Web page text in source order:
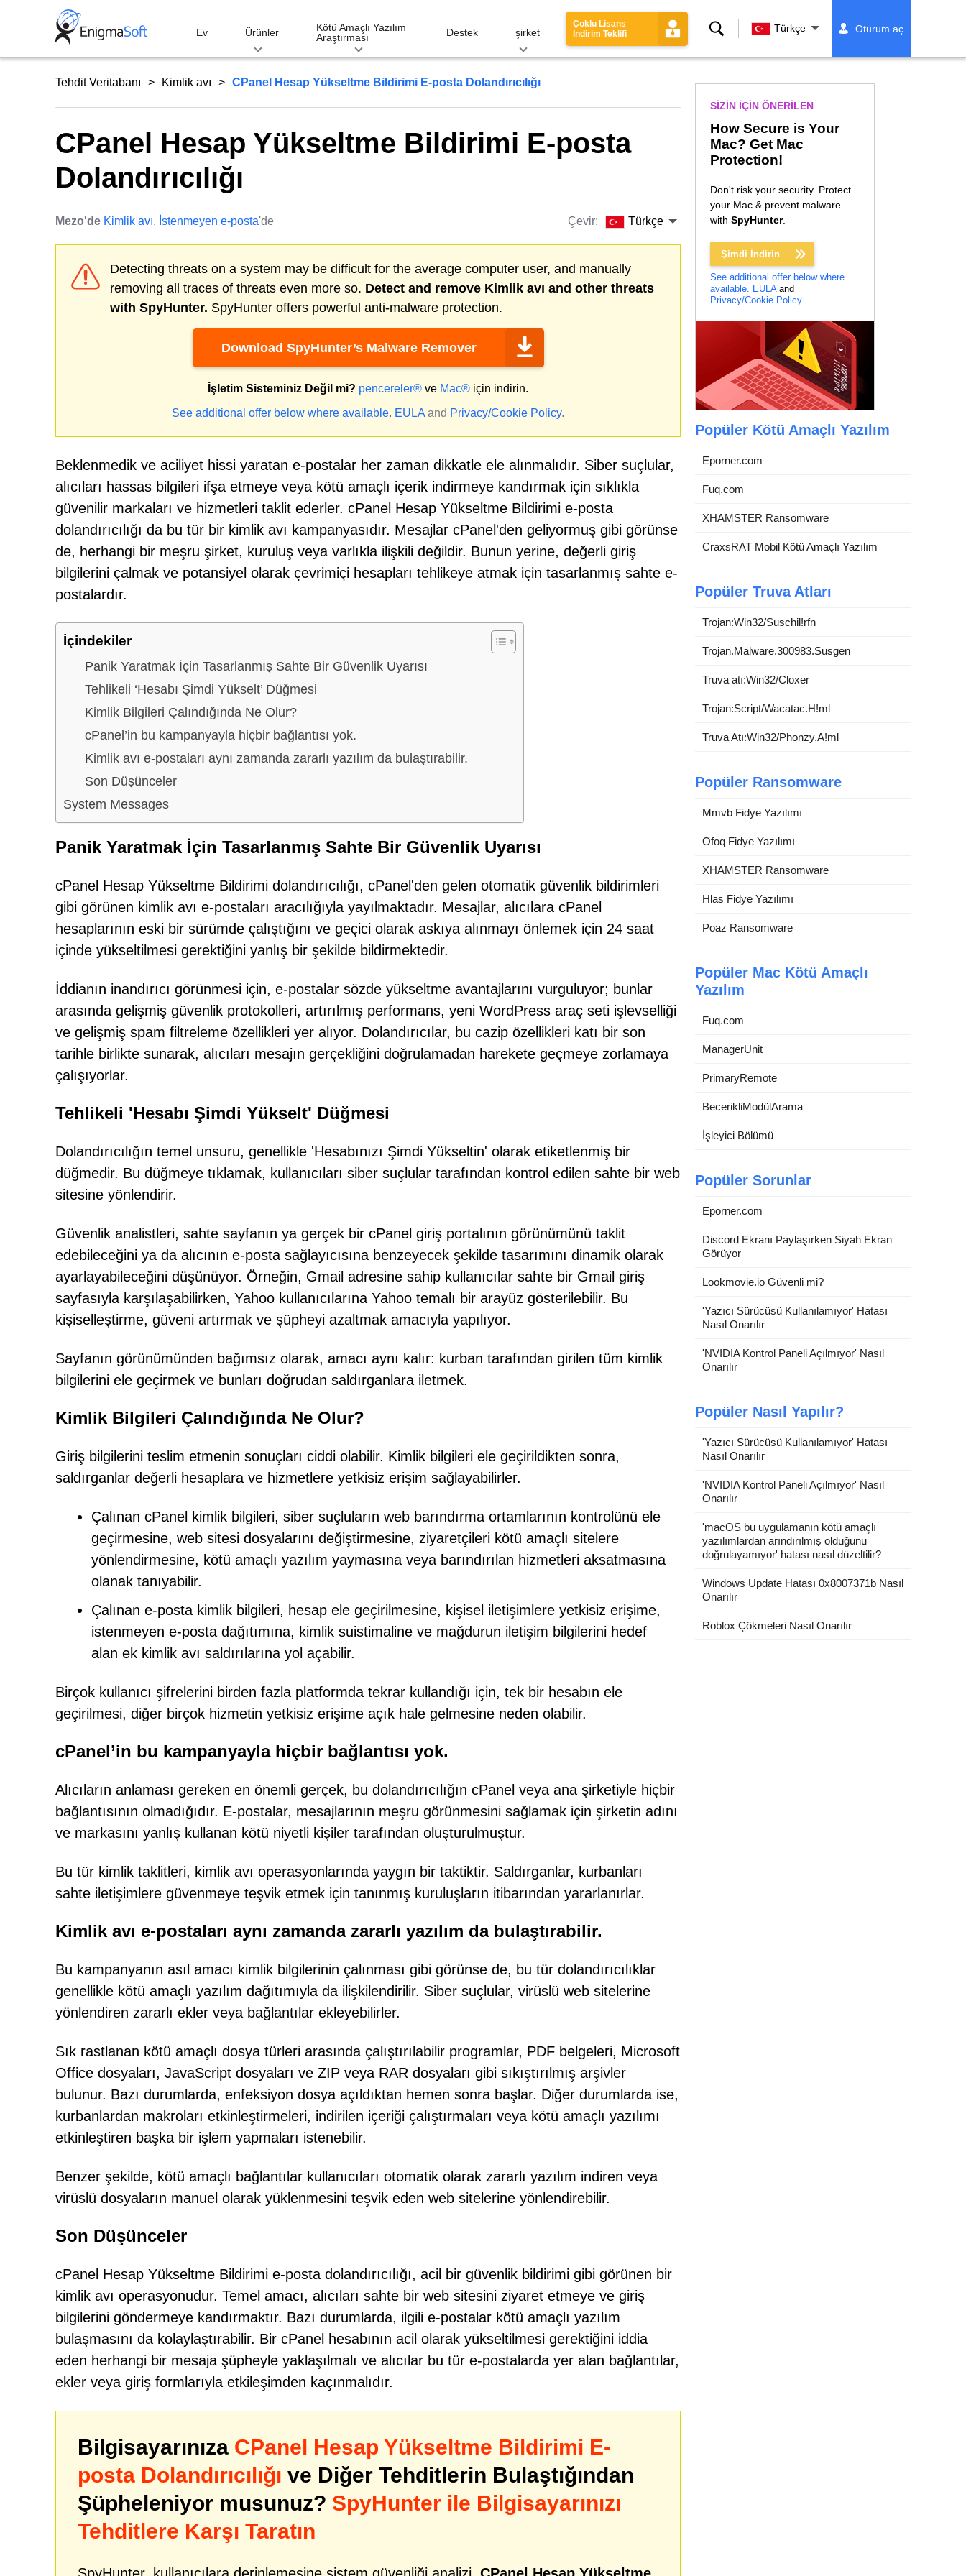
Ev Ürünler
Kötü Amaçlı Yazılım
Araştırması
Destek şirket
Çoklu Lisans
İndirim Teklifi
Ara Türkçe Oturum aç
Tehdit Veritabanı Kimlik avı CPanel Hesap Yükseltme Bildirimi E-posta Dolandırıcılığı
CPanel Hesap Yükseltme Bildirimi E-posta
Dolandırıcılığı
Mezo'de Kimlik avı, İstenmeyen e-posta'de Çevir: Türkçe
Detecting threats on a system may be difficult for the average computer user, and manually
removing all traces of threats even more so. Detect and remove Kimlik avı and other threats
with SpyHunter. SpyHunter offers powerful anti-malware protection.
Download SpyHunter’s Malware Remover
İşletim Sisteminiz Değil mi? pencereler® ve Mac® için indirin.
See additional offer below where available. EULA and Privacy/Cookie Policy.
Beklenmedik ve aciliyet hissi yaratan e-postalar her zaman dikkatle ele alınmalıdır. Siber suçlular,
alıcıları hassas bilgileri ifşa etmeye veya kötü amaçlı içerik indirmeye kandırmak için sıklıkla
güvenilir markaları ve hizmetleri taklit ederler. cPanel Hesap Yükseltme Bildirimi e-posta
dolandırıcılığı da bu tür bir kimlik avı kampanyasıdır. Mesajlar cPanel'den geliyormuş gibi görünse
de, herhangi bir meşru şirket, kuruluş veya varlıkla ilişkili değildir. Bunun yerine, değerli giriş
bilgilerini çalmak ve potansiyel olarak çevrimiçi hesapları tehlikeye atmak için tasarlanmış sahte e-
postalardır.
İçindekiler
Panik Yaratmak İçin Tasarlanmış Sahte Bir Güvenlik Uyarısı
Tehlikeli ‘Hesabı Şimdi Yükselt’ Düğmesi
Kimlik Bilgileri Çalındığında Ne Olur?
cPanel’in bu kampanyayla hiçbir bağlantısı yok.
Kimlik avı e-postaları aynı zamanda zararlı yazılım da bulaştırabilir.
Son Düşünceler
System Messages
Panik Yaratmak İçin Tasarlanmış Sahte Bir Güvenlik Uyarısı
cPanel Hesap Yükseltme Bildirimi dolandırıcılığı, cPanel'den gelen otomatik güvenlik bildirimleri
gibi görünen kimlik avı e-postaları aracılığıyla yayılmaktadır. Mesajlar, alıcılara cPanel
hesaplarının eski bir sürümde çalıştığını ve geçici olarak askıya alınmayı önlemek için 24 saat
içinde yükseltilmesi gerektiğini yanlış bir şekilde bildirmektedir.
İddianın inandırıcı görünmesi için, e-postalar sözde yükseltme avantajlarını vurguluyor; bunlar
arasında gelişmiş güvenlik protokolleri, artırılmış performans, yeni WordPress araç seti işlevselliği
ve gelişmiş spam filtreleme özellikleri yer alıyor. Dolandırıcılar, bu cazip özellikleri katı bir son
tarihle birlikte sunarak, alıcıları mesajın gerçekliğini doğrulamadan harekete geçmeye zorlamaya
çalışıyorlar.
Tehlikeli 'Hesabı Şimdi Yükselt' Düğmesi
Dolandırıcılığın temel unsuru, genellikle 'Hesabınızı Şimdi Yükseltin' olarak etiketlenmiş bir
düğmedir. Bu düğmeye tıklamak, kullanıcıları siber suçlular tarafından kontrol edilen sahte bir web
sitesine yönlendirir.
Güvenlik analistleri, sahte sayfanın ya gerçek bir cPanel giriş portalının görünümünü taklit
edebileceğini ya da alıcının e-posta sağlayıcısına benzeyecek şekilde tasarımını dinamik olarak
ayarlayabileceğini düşünüyor. Örneğin, Gmail adresine sahip kullanıcılar sahte bir Gmail giriş
sayfasıyla karşılaşabilirken, Yahoo kullanıcılarına Yahoo temalı bir arayüz gösterilebilir. Bu
kişiselleştirme, güveni artırmak ve şüpheyi azaltmak amacıyla yapılıyor.
Sayfanın görünümünden bağımsız olarak, amacı aynı kalır: kurban tarafından girilen tüm kimlik
bilgilerini ele geçirmek ve bunları doğrudan saldırganlara iletmek.
Kimlik Bilgileri Çalındığında Ne Olur?
Giriş bilgilerini teslim etmenin sonuçları ciddi olabilir. Kimlik bilgileri ele geçirildikten sonra,
saldırganlar değerli hesaplara ve hizmetlere yetkisiz erişim sağlayabilirler.
Çalınan cPanel kimlik bilgileri, siber suçluların web barındırma ortamlarının kontrolünü ele
geçirmesine, web sitesi dosyalarını değiştirmesine, ziyaretçileri kötü amaçlı sitelere
yönlendirmesine, kötü amaçlı yazılım yaymasına veya barındırılan hizmetleri aksatmasına
olanak tanıyabilir.
Çalınan e-posta kimlik bilgileri, hesap ele geçirilmesine, kişisel iletişimlere yetkisiz erişime,
istenmeyen e-posta dağıtımına, kimlik suistimaline ve mağdurun iletişim bilgilerini hedef
alan ek kimlik avı saldırılarına yol açabilir.
Birçok kullanıcı şifrelerini birden fazla platformda tekrar kullandığı için, tek bir hesabın ele
geçirilmesi, diğer birçok hizmetin yetkisiz erişime açık hale gelmesine neden olabilir.
cPanel’in bu kampanyayla hiçbir bağlantısı yok.
Alıcıların anlaması gereken en önemli gerçek, bu dolandırıcılığın cPanel veya ana şirketiyle hiçbir
bağlantısının olmadığıdır. E-postalar, mesajlarının meşru görünmesini sağlamak için şirketin adını
ve markasını yanlış kullanan kötü niyetli kişiler tarafından oluşturulmuştur.
Bu tür kimlik taklitleri, kimlik avı operasyonlarında yaygın bir taktiktir. Saldırganlar, kurbanları
sahte iletişimlere güvenmeye teşvik etmek için tanınmış kuruluşların itibarından yararlanırlar.
Kimlik avı e-postaları aynı zamanda zararlı yazılım da bulaştırabilir.
Bu kampanyanın asıl amacı kimlik bilgilerinin çalınması gibi görünse de, bu tür dolandırıcılıklar
genellikle kötü amaçlı yazılım dağıtımıyla da ilişkilendirilir. Siber suçlular, virüslü web sitelerine
yönlendiren zararlı ekler veya bağlantılar ekleyebilirler.
Sık rastlanan kötü amaçlı dosya türleri arasında çalıştırılabilir programlar, PDF belgeleri, Microsoft
Office dosyaları, JavaScript dosyaları ve ZIP veya RAR dosyaları gibi sıkıştırılmış arşivler
bulunur. Bazı durumlarda, enfeksiyon dosya açıldıktan hemen sonra başlar. Diğer durumlarda ise,
kurbanlardan makroları etkinleştirmeleri, indirilen içeriği çalıştırmaları veya kötü amaçlı yazılımı
etkinleştiren başka bir işlem yapmaları istenebilir.
Benzer şekilde, kötü amaçlı bağlantılar kullanıcıları otomatik olarak zararlı yazılım indiren veya
virüslü dosyaların manuel olarak yüklenmesini teşvik eden web sitelerine yönlendirebilir.
Son Düşünceler
cPanel Hesap Yükseltme Bildirimi e-posta dolandırıcılığı, acil bir güvenlik bildirimi gibi görünen bir
kimlik avı operasyonudur. Temel amacı, alıcıları sahte bir web sitesini ziyaret etmeye ve giriş
bilgilerini göndermeye kandırmaktır. Bazı durumlarda, ilgili e-postalar kötü amaçlı yazılım
bulaşmasını da kolaylaştırabilir. Bir cPanel hesabının acil olarak yükseltilmesi gerektiğini iddia
eden herhangi bir mesaja şüpheyle yaklaşılmalı ve alıcılar bu tür e-postalarda yer alan bağlantılar,
ekler veya giriş formlarıyla etkileşimden kaçınmalıdır.
Bilgisayarınıza CPanel Hesap Yükseltme Bildirimi E-
posta Dolandırıcılığı ve Diğer Tehditlerin Bulaştığından
Şüpheleniyor musunuz? SpyHunter ile Bilgisayarınızı
Tehditlere Karşı Taratın
SIZIN IÇIN ÖNERILEN
How Secure is Your
Mac? Get Mac
Protection!
Don't risk your security. Protect
your Mac & prevent malware
with SpyHunter.
Şimdi İndirin
See additional offer below where
available. EULAand
Privacy/Cookie Policy.
Popüler Kötü Amaçlı Yazılım
Eporner.com
Fuq.com
XHAMSTER Ransomware
CraxsRAT Mobil Kötü Amaçlı Yazılım
Popüler Truva Atları
Trojan:Win32/Suschil!rfn
Trojan.Malware.300983.Susgen
Truva atı:Win32/Cloxer
Trojan:Script/Wacatac.H!ml
Truva Atı:Win32/Phonzy.A!ml
Popüler Ransomware
Mmvb Fidye Yazılımı
Ofoq Fidye Yazılımı
XHAMSTER Ransomware
Hlas Fidye Yazılımı
Poaz Ransomware
Popüler Mac Kötü Amaçlı
Yazılım
Fuq.com
ManagerUnit
PrimaryRemote
BecerikliModülArama
İşleyici Bölümü
Popüler Sorunlar
Eporner.com
Discord Ekranı Paylaşırken Siyah Ekran
Görüyor
Lookmovie.io Güvenli mi?
'Yazıcı Sürücüsü Kullanılamıyor' Hatası
Nasıl Onarılır
'NVIDIA Kontrol Paneli Açılmıyor' Nasıl
Onarılır
Popüler Nasıl Yapılır?
'Yazıcı Sürücüsü Kullanılamıyor' Hatası
Nasıl Onarılır
'NVIDIA Kontrol Paneli Açılmıyor' Nasıl
Onarılır
'macOS bu uygulamanın kötü amaçlı
yazılımlardan arındırılmış olduğunu
doğrulayamıyor' hatası nasıl düzeltilir?
Windows Update Hatası 0x8007371b Nasıl
Onarılır
Roblox Çökmeleri Nasıl Onarılır